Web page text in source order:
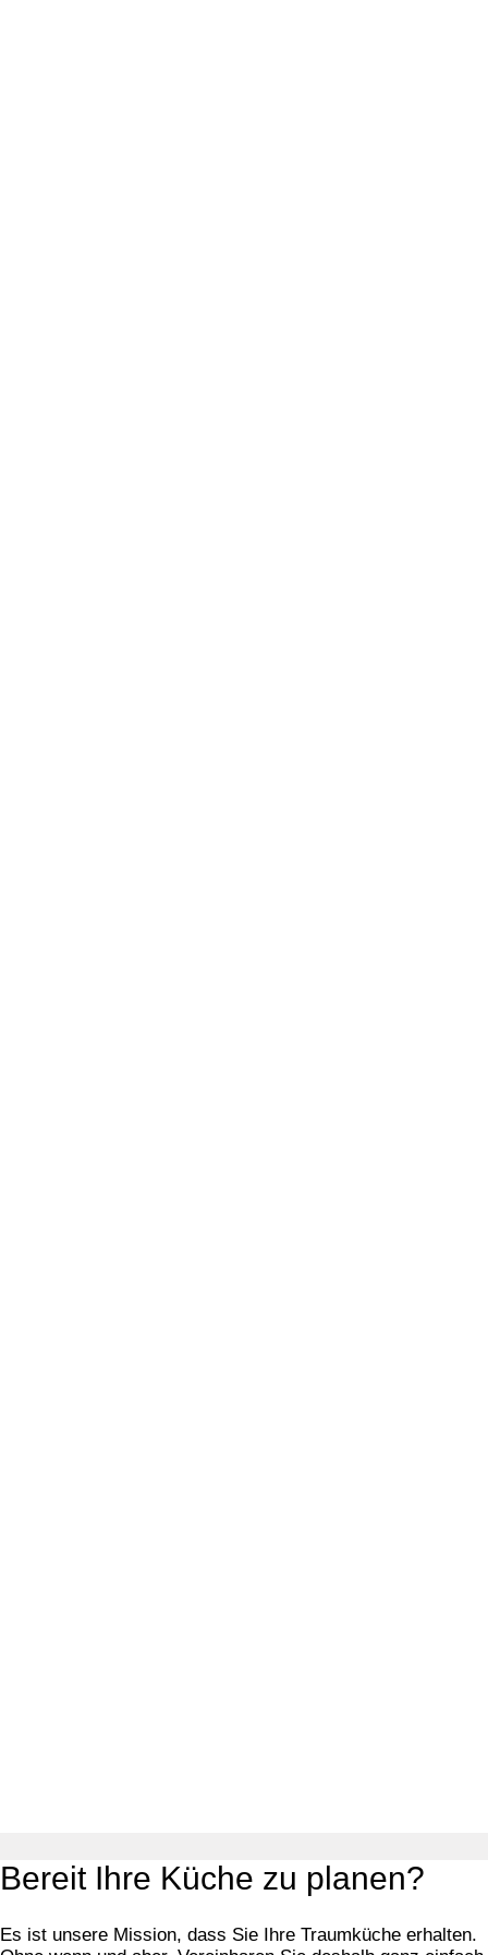
Bereit Ihre Küche zu planen?
Es ist unsere Mission, dass Sie Ihre Traumküche erhalten.